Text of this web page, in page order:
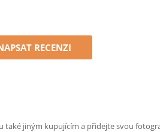
RECENZI
také jiným kupujícím a přidejte svou